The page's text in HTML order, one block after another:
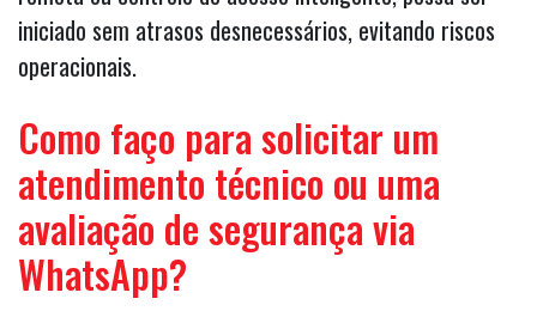
iniciado sem atrasos desnecessários, evitando riscos
operacionais.
Como faço para solicitar um
atendimento técnico ou uma
avaliação de segurança via
WhatsApp?